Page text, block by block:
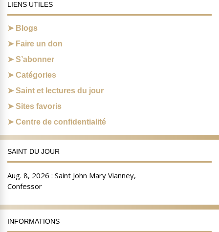
LIENS UTILES
Blogs
Faire un don
S’abonner
Catégories
Saint et lectures du jour
Sites favoris
Centre de confidentialité
SAINT DU JOUR
INFORMATIONS